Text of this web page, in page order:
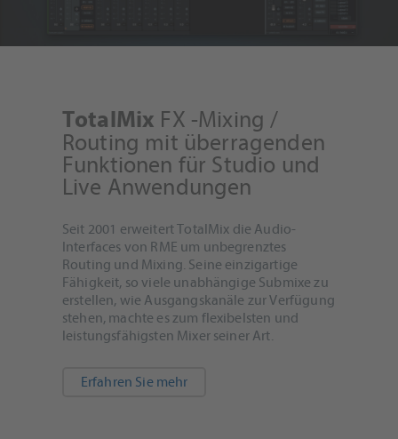
TotalMix FX -Mixing /
Routing mit überragenden
Funktionen für Studio und
Live Anwendungen
Seit 2001 erweitert TotalMix die Audio-
Interfaces von RME um unbegrenztes
Routing und Mixing. Seine einzigartige
Fähigkeit, so viele unabhängige Submixe zu
erstellen, wie Ausgangskanäle zur Verfügung
stehen, machte es zum flexibelsten und
leistungsfähigsten Mixer seiner Art.
Erfahren Sie mehr